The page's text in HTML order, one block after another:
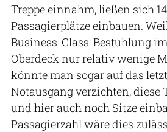
Treppe einnahm, ließen sich
Passagierplätze einbauen.
Business-Class-Bestuhlung
Oberdeck nur relativ wenige
könnte man sogar auf das
Notausgang verzichten, diese
und hier auch noch Sitze
Passagierzahl wäre dies